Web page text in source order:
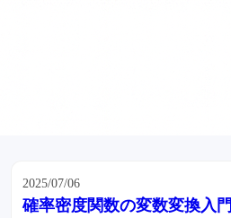
2025/07/06
確率密度関数の変数変換入門